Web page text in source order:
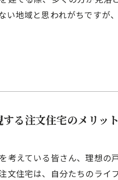
い地域と思われがちですが
る注文住宅のメリッ
考えている皆さん、理想の
文住宅は、自分たちのライ